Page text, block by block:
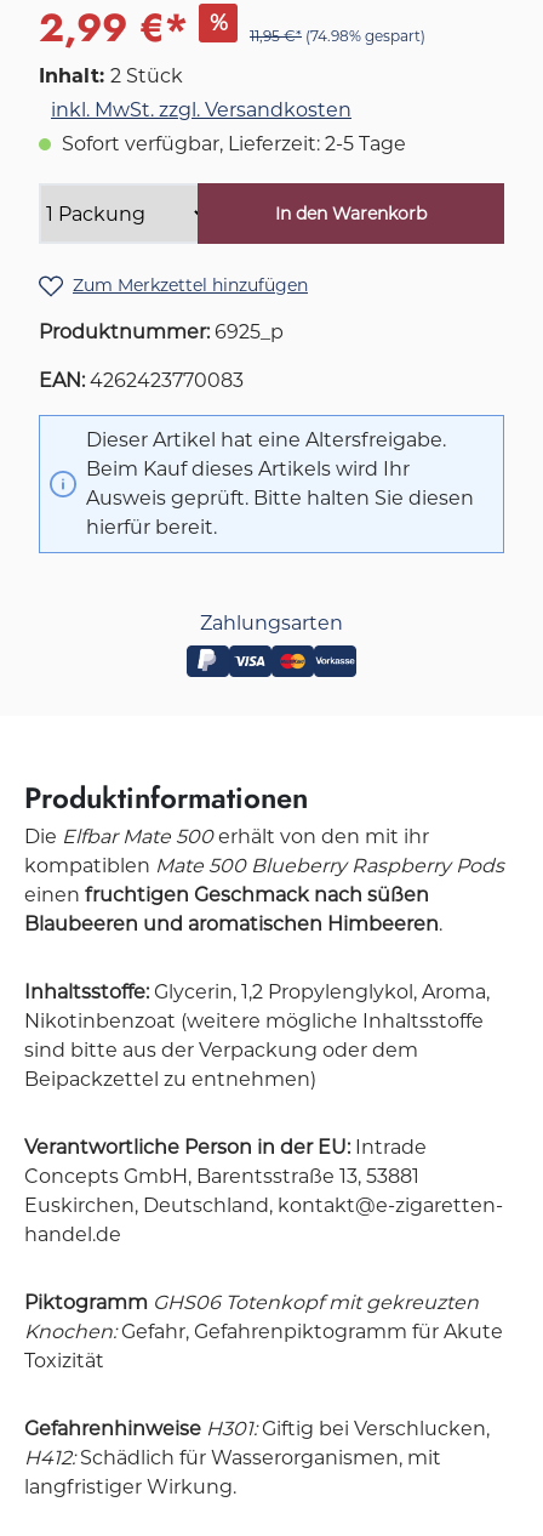
2,99 €* % 11,95 €* (74.98% gespart)
Inhalt: 2 Stück
inkl. MwSt. zzgl. Versandkosten
Sofort verfügbar, Lieferzeit: 2-5 Tage
In den Warenkorb
Zum Merkzettel hinzufügen
Produktnummer: 6925_p
EAN: 4262423770083
Dieser Artikel hat eine Altersfreigabe.
Beim Kauf dieses Artikels wird Ihr
Ausweis geprüft. Bitte halten Sie diesen
hierfür bereit.
Zahlungsarten
Produktinformationen
Die Elfbar Mate 500erhält von den mit ihr
kompatiblen Mate 500 Blueberry Raspberry Pods
einen fruchtigen Geschmack nach süßen
Blaubeeren und aromatischen Himbeeren.
Inhaltsstoffe: Glycerin, 1,2 Propylenglykol, Aroma,
Nikotinbenzoat (weitere mögliche Inhaltsstoffe
sind bitte aus der Verpackung oder dem
Beipackzettel zu entnehmen)
Verantwortliche Person in der EU: Intrade
Concepts GmbH, Barentsstraße 13, 53881
Euskirchen, Deutschland, kontakt@e-zigaretten-
handel.de
Piktogramm GHS06 Totenkopf mit gekreuzten
Knochen:Gefahr, Gefahrenpiktogramm für Akute
Toxizität
Gefahrenhinweise H301:Giftig bei Verschlucken,
H412:Schädlich für Wasserorganismen, mit
langfristiger Wirkung.